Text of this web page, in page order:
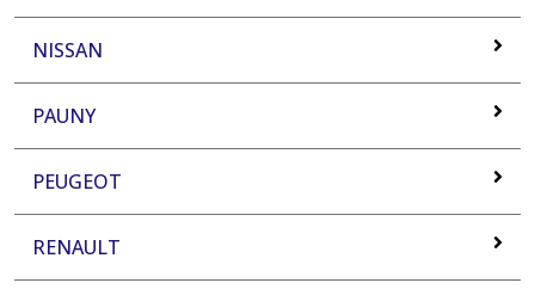
NISSAN
PAUNY
PEUGEOT
RENAULT